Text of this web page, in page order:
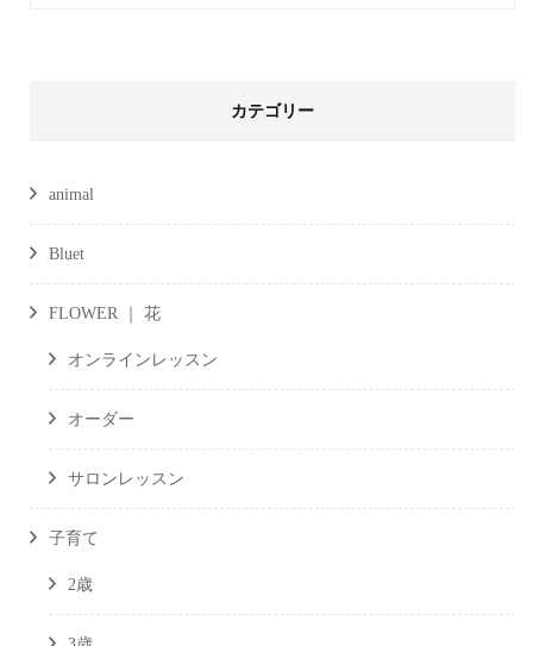
カテゴリー
animal
Bluet
FLOWER ｜ 花
オンラインレッスン
オーダー
サロンレッスン
子育て
2歳